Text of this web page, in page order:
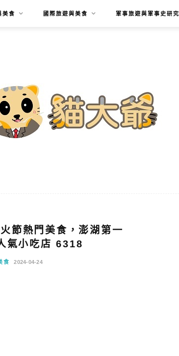
美食 國際旅遊與美食 軍事旅遊與軍事史研究
節熱門美食，澎湖第一
氣小吃店 6318
食 2024-04-24